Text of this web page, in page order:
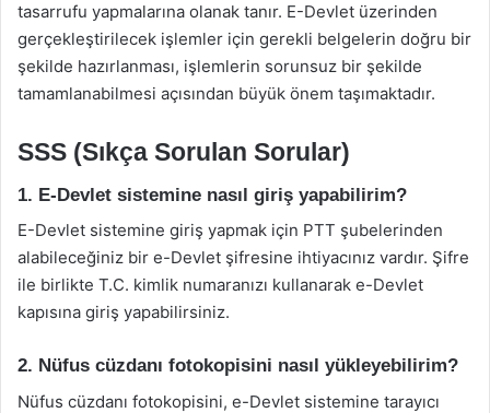
tasarrufu yapmalarına olanak tanır. E-Devlet üzerinden
gerçekleştirilecek işlemler için gerekli belgelerin doğru bir
şekilde hazırlanması, işlemlerin sorunsuz bir şekilde
tamamlanabilmesi açısından büyük önem taşımaktadır.
SSS (Sıkça Sorulan Sorular)
1. E-Devlet sistemine nasıl giriş yapabilirim?
E-Devlet sistemine giriş yapmak için PTT şubelerinden
alabileceğiniz bir e-Devlet şifresine ihtiyacınız vardır. Şifre
ile birlikte T.C. kimlik numaranızı kullanarak e-Devlet
kapısına giriş yapabilirsiniz.
2. Nüfus cüzdanı fotokopisini nasıl yükleyebilirim?
Nüfus cüzdanı fotokopisini, e-Devlet sistemine tarayıcı